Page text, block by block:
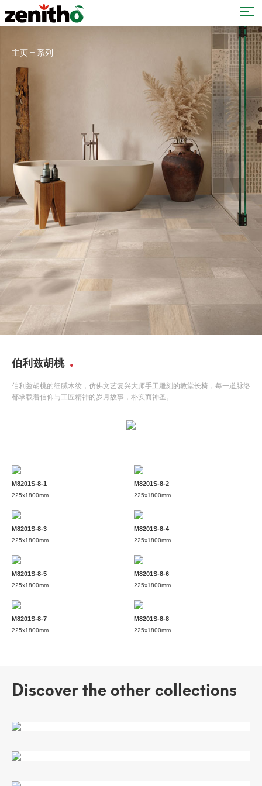
主页 – 系列
伯利兹胡桃
伯利兹胡桃的细腻木纹，仿佛文艺复兴大师手工雕刻的教堂长椅，每一道脉络
都承载着信仰与工匠精神的岁月故事，朴实而神圣。
M8201S-8-1
225x1800mm
M8201S-8-2
225x1800mm
M8201S-8-3
225x1800mm
M8201S-8-4
225x1800mm
M8201S-8-5
225x1800mm
M8201S-8-6
225x1800mm
M8201S-8-7
225x1800mm
M8201S-8-8
225x1800mm
Discover the other collections